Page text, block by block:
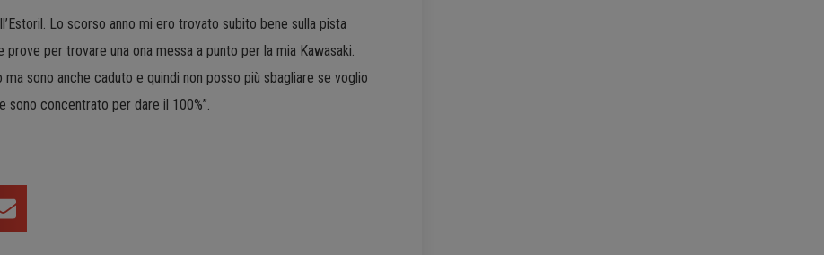
Lo scorso anno mi ero trovato subito bene sulla pista
per trovare una ona messa a punto per la mia Kawasaki.
sono anche caduto e quindi non posso più sbagliare se voglio
sono concentrato per dare il 100%”.